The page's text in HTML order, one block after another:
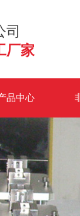
司
厂家
品中心